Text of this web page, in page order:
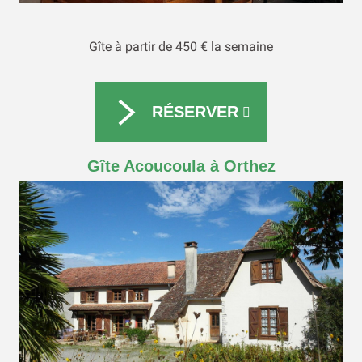
Gîte à partir de 450 € la semaine
RÉSERVER
Gîte Acoucoula à Orthez